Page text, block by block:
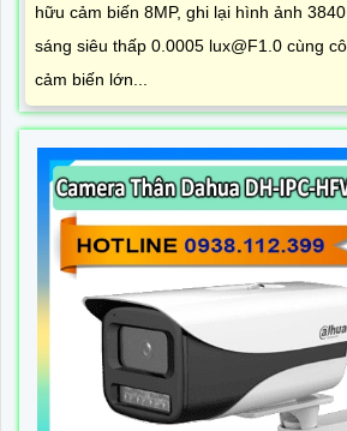
hữu cảm biến 8MP, ghi lại hình ảnh
sáng siêu thấp 0.0005 lux@F1.0 cùng
cảm biến lớn...